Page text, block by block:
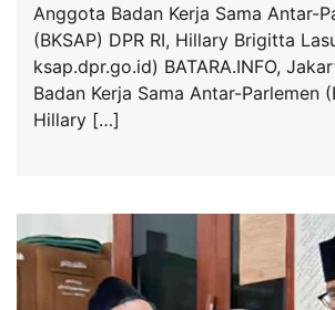
Anggota Badan Kerja Sama Antar-
(BKSAP) DPR RI, Hillary Brigitta
ksap.dpr.go.id) BATARA.INFO,
Badan Kerja Sama Antar-Parlemen
Hillary […]